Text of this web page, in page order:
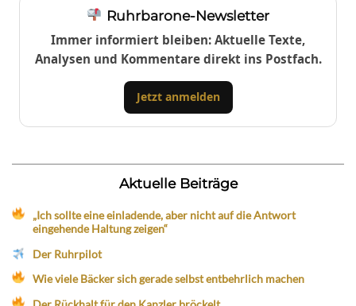
Ruhrbarone-Newsletter
Immer informiert bleiben: Aktuelle Texte,
Analysen und Kommentare direkt ins Postfach.
Jetzt anmelden
Aktuelle Beiträge
„Ich sollte eine einladende, aber nicht auf die Antwort
eingehende Haltung zeigen“
Der Ruhrpilot
Wie viele Bäcker sich gerade selbst entbehrlich machen